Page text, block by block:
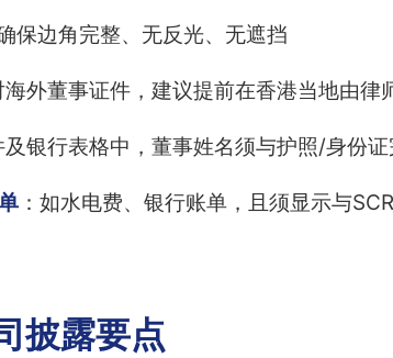
保边角完整、无反光、无遮挡
外董事证件，建议提前在香港当地由律
银行表格中，董事姓名须与护照/身份
：如水电费、银行账单，且须显示与
披露要点